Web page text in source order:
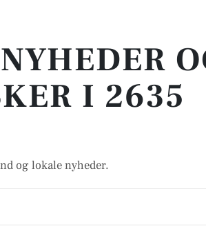
I 2635
og lokale nyheder.